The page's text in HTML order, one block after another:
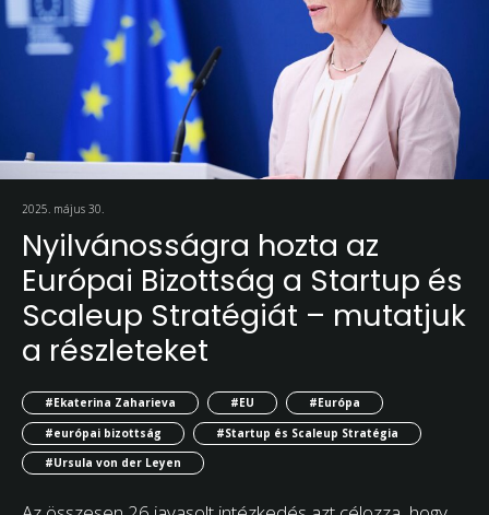
2025. május 30.
Nyilvánosságra hozta az
Európai Bizottság a Startup és
Scaleup Stratégiát – mutatjuk
a részleteket
#Ekaterina Zaharieva #EU
#Európa
#európai bizottság
#Startup és Scaleup Stratégia
#Ursula von der Leyen